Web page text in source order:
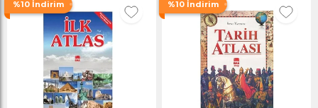
%10 İndirim %10 İndirim